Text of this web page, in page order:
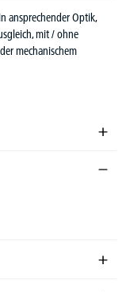
ansprechender Optik,
mit / ohne
mechanischem